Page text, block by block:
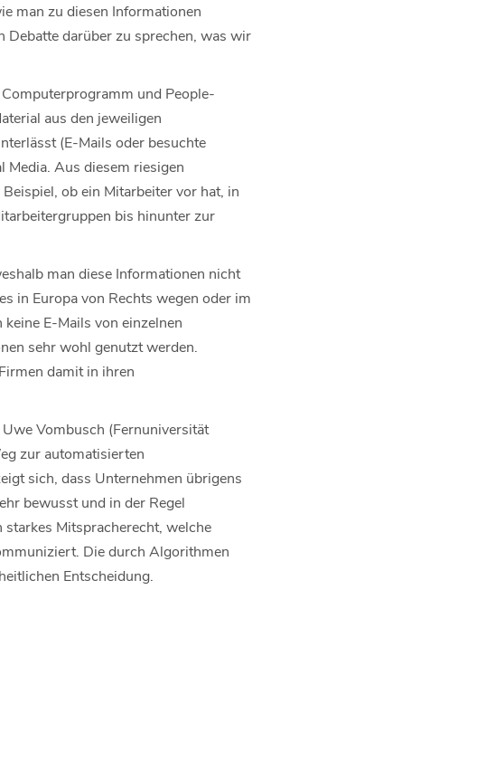
man zu diesen Informationen
darüber zu sprechen, was wir
und People-
aus den jeweiligen
(E-Mails oder besuchte
Media. Aus diesem riesigen
ob ein Mitarbeiter vor hat, in
bis hinunter zur
man diese Informationen nicht
in Europa von Rechts wegen oder im
E-Mails von einzelnen
sehr wohl genutzt werden.
damit in ihren
Vombusch (Fernuniversität
zur automatisierten
sich, dass Unternehmen übrigens
bewusst und in der Regel
Mitspracherecht, welche
Die durch Algorithmen
Entscheidung.